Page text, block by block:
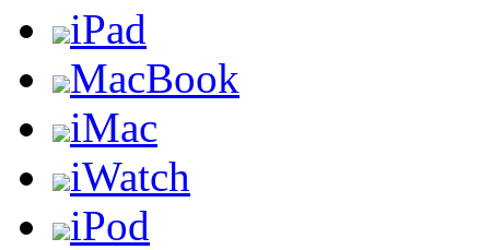
iPad
MacBook
iMac
iWatch
iPod